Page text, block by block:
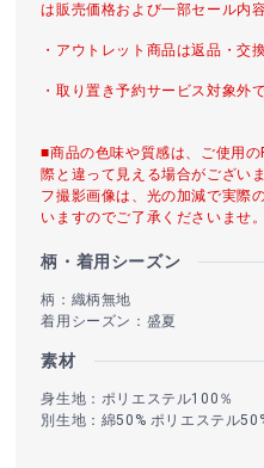
は販売価格および一部セール内
・アウトレット商品は返品・交
・取り置き予約サービス対象外で
■商品の色味や質感は、ご使用
際と違って見える場合がござい
フ撮影画像は、光の加減で実際
いますのでご了承くださいませ。
柄・着用シーズン
柄：織柄無地
着用シーズン：盛夏
素材
身生地：ポリエステル100％
別生地：綿50% ポリエステル